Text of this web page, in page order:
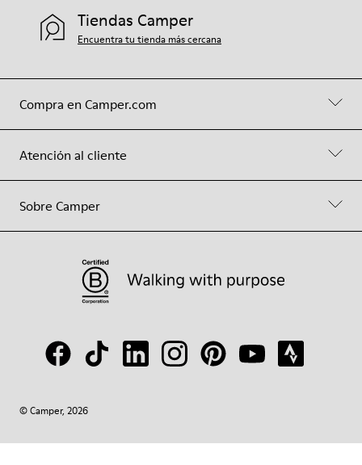
Compra en Camper.com
Atención al cliente
Sobre Camper
Tiendas Camper
Encuentra tu tienda más cercana
© Camper, 2026